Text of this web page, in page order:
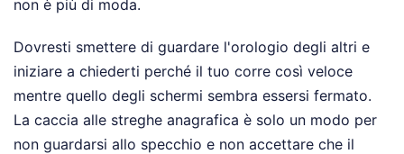
non è più di moda.
Dovresti smettere di guardare l'orologio degli altri e
iniziare a chiederti perché il tuo corre così veloce
mentre quello degli schermi sembra essersi fermato.
La caccia alle streghe anagrafica è solo un modo per
non guardarsi allo specchio e non accettare che il